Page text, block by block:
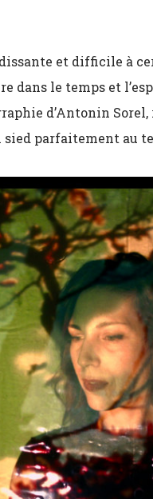
et difficile à
dans le temps et
d’Antonin
parfaitement au